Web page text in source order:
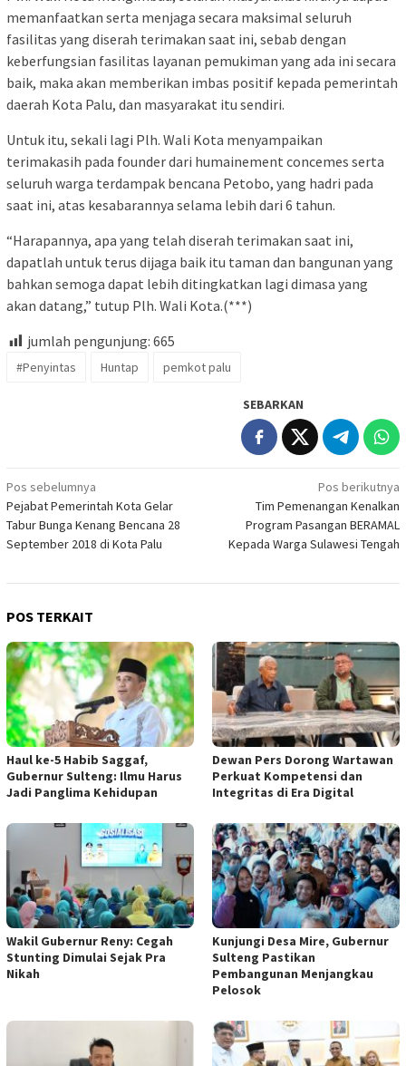
memanfaatkan serta menjaga secara maksimal seluruh
fasilitas yang diserah terimakan saat ini, sebab dengan
keberfungsian fasilitas layanan pemukiman yang ada ini secara
baik, maka akan memberikan imbas positif kepada pemerintah
daerah Kota Palu, dan masyarakat itu sendiri.
Untuk itu, sekali lagi Plh. Wali Kota menyampaikan
terimakasih pada founder dari humainement concemes serta
seluruh warga terdampak bencana Petobo, yang hadri pada
saat ini, atas kesabarannya selama lebih dari 6 tahun.
“Harapannya, apa yang telah diserah terimakan saat ini,
dapatlah untuk terus dijaga baik itu taman dan bangunan yang
bahkan semoga dapat lebih ditingkatkan lagi dimasa yang
akan datang,” tutup Plh. Wali Kota.(***)
jumlah pengunjung: 665
#Penyintas Huntap pemkot palu
SEBARKAN
Navigasi
pos
Pos sebelumnya
Pejabat Pemerintah Kota Gelar
Tabur Bunga Kenang Bencana 28
September 2018 di Kota Palu
Pos berikutnya
Tim Pemenangan Kenalkan
Program Pasangan BERAMAL
Kepada Warga Sulawesi Tengah
POS TERKAIT
Haul ke-5 Habib Saggaf,
Gubernur Sulteng: Ilmu Harus
Jadi Panglima Kehidupan
Dewan Pers Dorong Wartawan
Perkuat Kompetensi dan
Integritas di Era Digital
Wakil Gubernur Reny: Cegah
Stunting Dimulai Sejak Pra
Nikah
Kunjungi Desa Mire, Gubernur
Sulteng Pastikan
Pembangunan Menjangkau
Pelosok